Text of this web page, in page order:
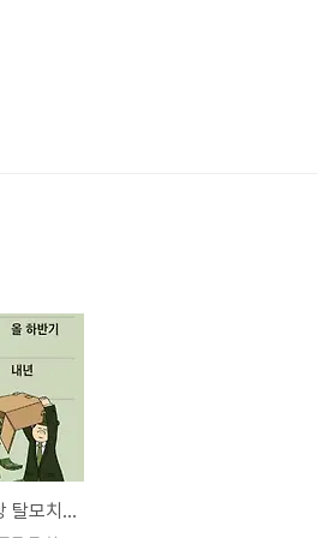
지자체까지 나선 청년 대상 탈모치료제 비용 지원 - 내가 사는 지역은? -